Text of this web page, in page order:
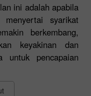
ini adalah apabila
syarikat
berkembang,
keyakinan dan
untuk pencapaian